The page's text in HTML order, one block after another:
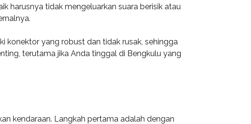
harusnya tidak mengeluarkan suara berisik atau
konektor yang robust dan tidak rusak, sehingga
terutama jika Anda tinggal di Bengkulu yang
kendaraan. Langkah pertama adalah dengan